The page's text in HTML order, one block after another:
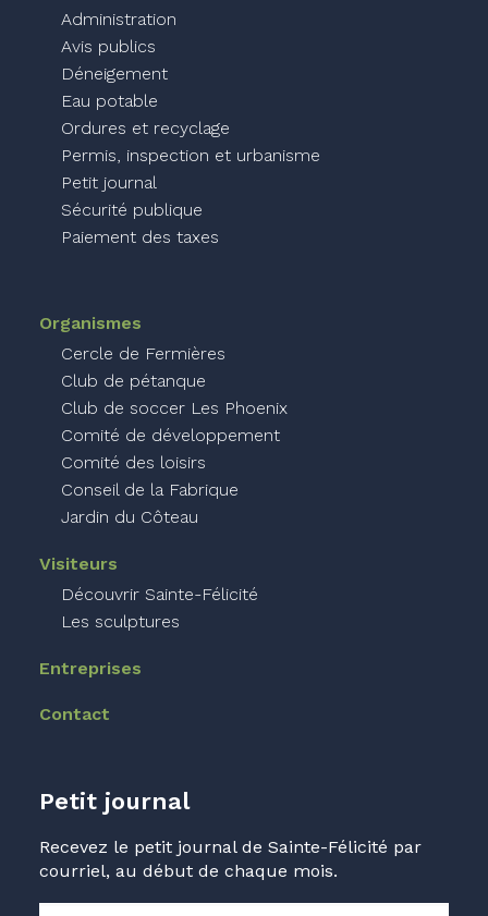
Administration
Avis publics
Déneigement
Eau potable
Ordures et recyclage
Permis, inspection et urbanisme
Petit journal
Sécurité publique
Paiement des taxes
Organismes
Cercle de Fermières
Club de pétanque
Club de soccer Les Phoenix
Comité de développement
Comité des loisirs
Conseil de la Fabrique
Jardin du Côteau
Visiteurs
Découvrir Sainte-Félicité
Les sculptures
Entreprises
Contact
Petit journal
Recevez le petit journal de Sainte-Félicité par
courriel, au début de chaque mois.